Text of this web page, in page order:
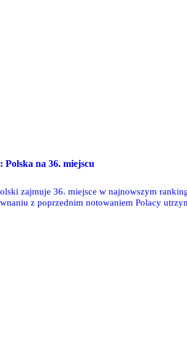
na 36. miejscu
zajmuje 36. miejsce w najnowszym
z poprzednim notowaniem Polacy